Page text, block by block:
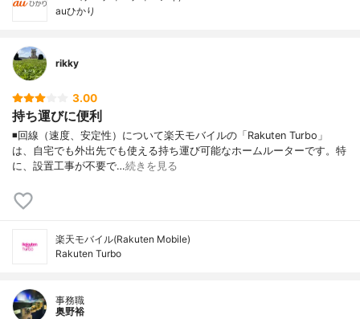
auひかり
rikky
3.00
持ち運びに便利
◾️回線（速度、安定性）について楽天モバイルの「Rakuten Turbo」
は、自宅でも外出先でも使える持ち運び可能なホームルーターです。特
に、設置工事が不要で…続きを見る
楽天モバイル(Rakuten Mobile)
Rakuten Turbo
事務職
奥野裕